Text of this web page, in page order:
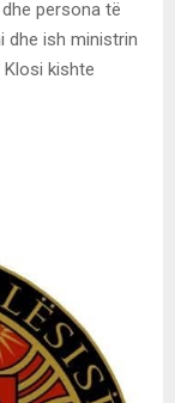
persona të
dhe ish ministrin
kishte